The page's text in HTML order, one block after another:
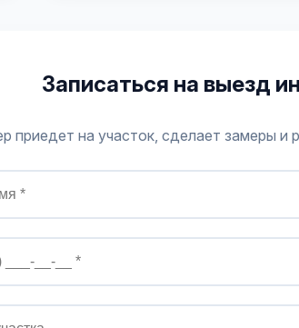
Записаться на выезд
приедет на участок, сделает замеры и